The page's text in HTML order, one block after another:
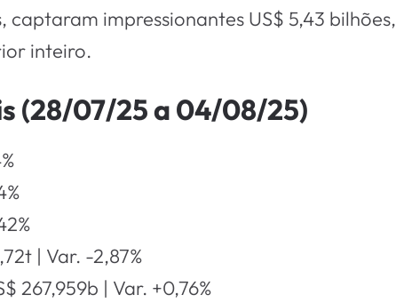
captaram impressionantes US$ 5,43 bilhões,
inteiro.
(28/07/25 a 04/08/25)
| Var. -2,87%
267,959b | Var. +0,76%